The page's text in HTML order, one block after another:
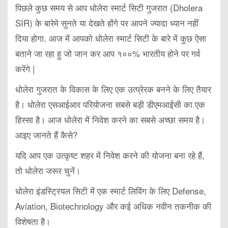
पिछले कुछ समय से आप धोलेरा स्मार्ट सिटी गुजरात (Dholera
SIR) के बारेमे सुनते या देखते होंगे पर आपने ज्यादा ध्यान नहीं
दिया होगा. आज में आपको धोलेरा स्मार्ट सिटी के बारे में कुछ ऐसा
बताने जा रहा हु जो जान कर आप १००% भारतीय होने पर गर्व
करेंगे |
धोलेरा गुजरात के विकास के लिए एक उत्प्रेरक बनने के लिए तैयार
है। धोलेरा एसआईआर परियोजना सबसे बड़ी डीएमआईसी का एक
हिस्सा है। आज धोलेरा में निवेश करने का सबसे अच्छा समय है।
आइए जानते हैं कैसे?
यदि आप एक उत्कृष्ट शहर में निवेश करने की योजना बना रहे हैं,
तो धोलेरा जरूर चुनें।
धोलेरा इंडस्ट्रियल सिटी में एक स्मार्ट लिविंग के लिए Defense,
Aviation, Biotechnology और कई अधिक नवीन तकनीक की
विशेषता है।